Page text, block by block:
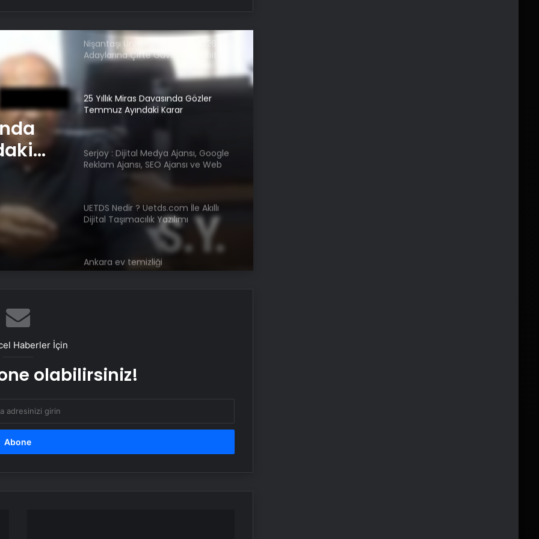
25 Yıllık Miras Davasında Gözler
Temmuz Ayındaki Karar
Duruşmasına Çevrildi
Serjoy : Dijital Medya Ajansı, Google
Reklam Ajansı, SEO Ajansı ve Web
UETDS Nedir ? Uetds.com İle Akıllı
Dijital Taşımacılık Yazılımı
Ankara ev temizliği
Samsun’da yedikleri tavuk zehirledii!
Haberler İçin
olabilirsiniz!